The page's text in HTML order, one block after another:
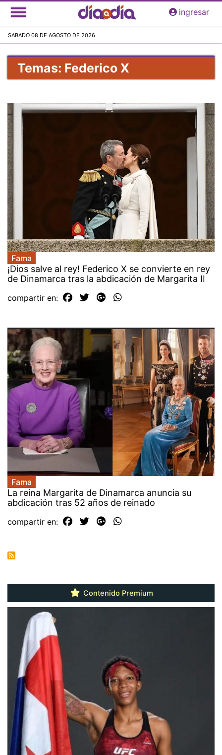
Pasar
al
principal
ingresar
SABADO 08 DE AGOSTO DE 2026
Temas: Federico X
Fama
¡Dios salve al rey! Federico X se convierte en rey
de Dinamarca tras la abdicación de Margarita II
compartir en:
Fama
La reina Margarita de Dinamarca anuncia su
abdicación tras 52 años de reinado
compartir en:
Contenido Premium